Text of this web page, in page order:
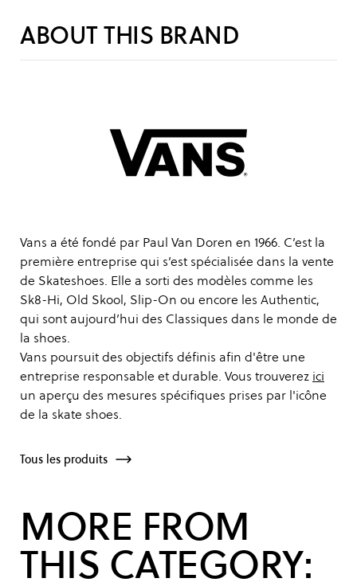
ABOUT THIS BRAND
Vans a été fondé par Paul Van Doren en 1966. C’est la
première entreprise qui s’est spécialisée dans la vente
de Skateshoes. Elle a sorti des modèles comme les
Sk8-Hi, Old Skool, Slip-On ou encore les Authentic,
qui sont aujourd’hui des Classiques dans le monde de
la shoes.
Vans poursuit des objectifs définis afin d'être une
entreprise responsable et durable. Vous trouverez ici
un aperçu des mesures spécifiques prises par l'icône
de la skate shoes.
Tous les produits
MORE FROM
THIS CATEGORY: